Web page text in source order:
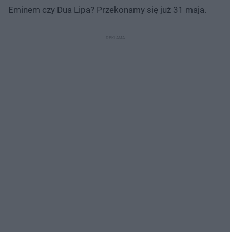
Eminem czy Dua Lipa? Przekonamy się już 31 maja.